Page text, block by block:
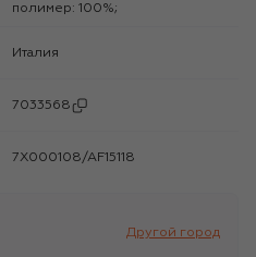
полимер: 100%;
Италия
7033568
7X000108/AF15118
Другой город